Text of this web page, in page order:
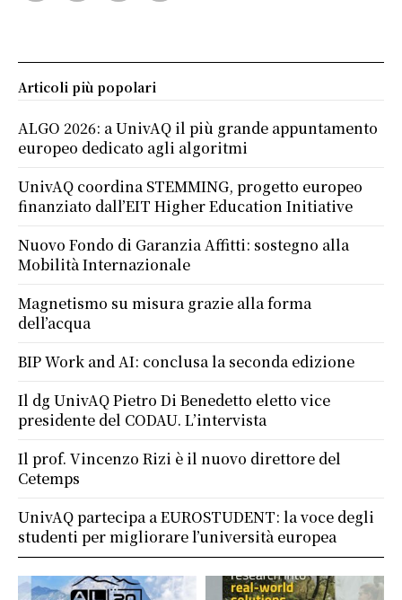
Articoli più popolari
ALGO 2026: a UnivAQ il più grande appuntamento
europeo dedicato agli algoritmi
UnivAQ coordina STEMMING, progetto europeo
finanziato dall’EIT Higher Education Initiative
Nuovo Fondo di Garanzia Affitti: sostegno alla
Mobilità Internazionale
Magnetismo su misura grazie alla forma
dell’acqua
BIP Work and AI: conclusa la seconda edizione
Il dg UnivAQ Pietro Di Benedetto eletto vice
presidente del CODAU. L’intervista
Il prof. Vincenzo Rizi è il nuovo direttore del
Cetemps
UnivAQ partecipa a EUROSTUDENT: la voce degli
studenti per migliorare l’università europea